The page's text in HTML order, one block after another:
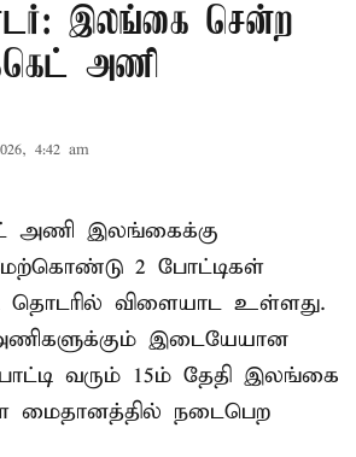
இலங்கை சென்ற
அணி
4:42 am
அணி இலங்கைக்கு
2 போட்டிகள்
விளையாட உள்ளது.
இடையேயான
வரும் 15ம் தேதி இலங்கை
மைதானத்தில் நடைபெற